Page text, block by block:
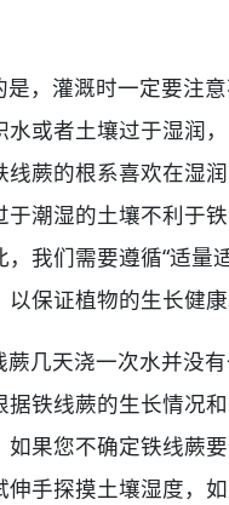
是，灌溉时一定要注
水或者土壤过于湿润
线蕨的根系喜欢在湿
于潮湿的土壤不利于
我们需要遵循“适量
保证植物的生长健康
蕨几天浇一次水并没
据铁线蕨的生长情况
如果您不确定铁线蕨
伸手探摸土壤湿度，